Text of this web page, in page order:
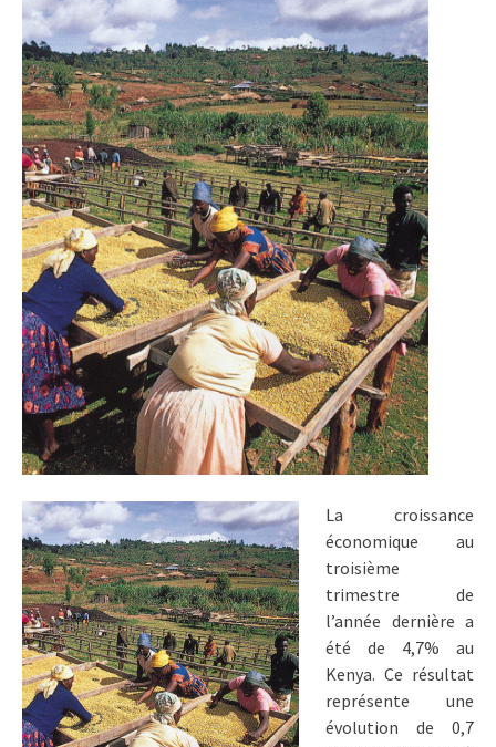
La croissance
économique au
troisième
trimestre de
l’année dernière a
été de 4,7% au
Kenya. Ce résultat
représente une
évolution de 0,7